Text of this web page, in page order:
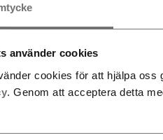
använder cookies
cookies för att hjälpa
. Genom att acceptera detta